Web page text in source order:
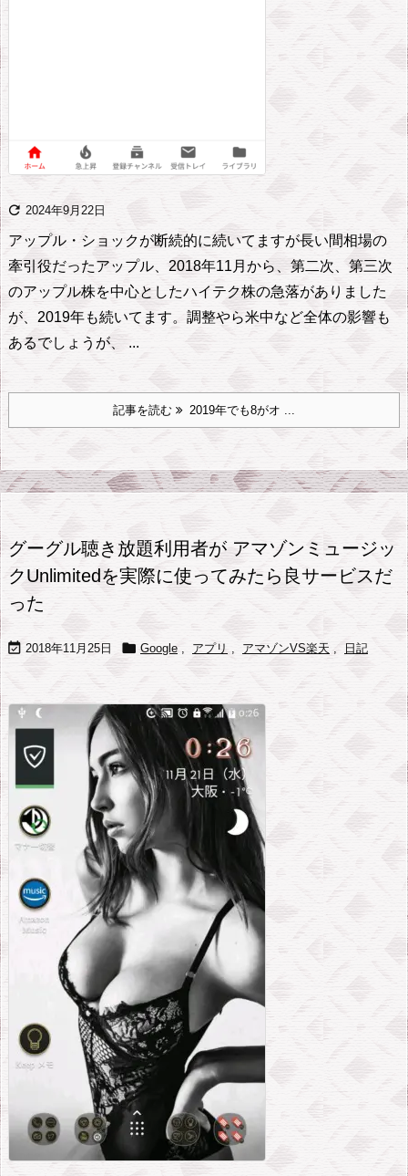
 2024年9月22日
アップル・ショックが断続的に続いてますが長い間相場の
牽引役だったアップル、2018年11月から、第二次、第三次
のアップル株を中心としたハイテク株の急落がありました
が、2019年も続いてます。調整やら米中など全体の影響も
あるでしょうが、 ...
記事を読む 2019年でも8がオ ...
グーグル聴き放題利用者が アマゾンミュージッ
クUnlimitedを実際に使ってみたら良サービスだ
った
 2018年11月25日  Google アプリ アマゾンVS楽天 日記